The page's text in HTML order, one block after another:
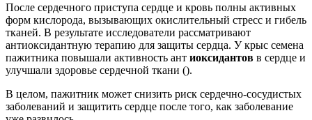
После сердечного приступа сердце и кровь полны активных
форм кислорода, вызывающих окислительный стресс и гибель
тканей. В результате исследователи рассматривают
антиоксидантную терапию для защиты сердца. У крыс семена
пажитника повышали активность ант иоксидантов в сердце и
улучшали здоровье сердечной ткани ().
В целом, пажитник может снизить риск сердечно-сосудистых
заболеваний и защитить сердце после того, как заболевание